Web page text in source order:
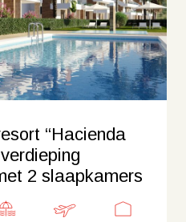
“Hacienda
2 slaapkamers